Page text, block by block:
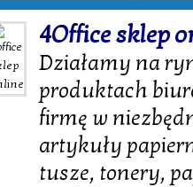
4Office sklep
Działamy na
produktach
firmę w
artykuły
tusze, tonery,